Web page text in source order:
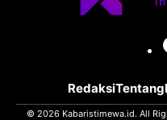
RedaksiTentang
© 2026 Kabaristimewa.id. All